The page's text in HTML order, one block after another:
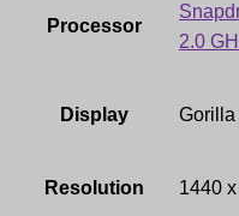
Processor
2.0
Display Gorilla
Resolution 1440